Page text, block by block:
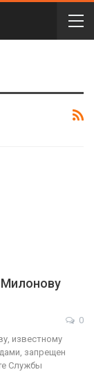
0
известному
запрещен
Службы